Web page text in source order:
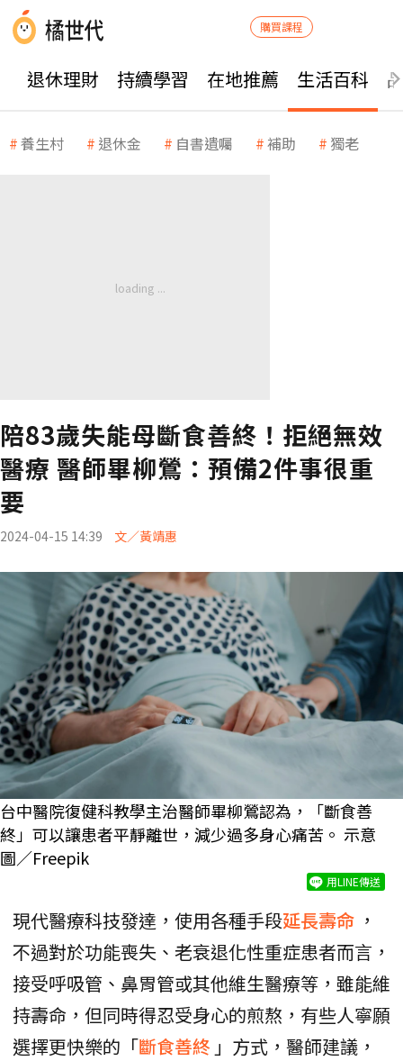
購買課程
退休理財 持續學習 在地推薦 生活百科
養生村 退休金 自書遺囑 補助 獨老
陪83歲失能母斷食善終！拒絕無效
醫療 醫師畢柳鶯：預備2件事很重
要
2024-04-15 14:39 文／黃靖惠
台中醫院復健科教學主治醫師畢柳鶯認為，「斷食善
終」可以讓患者平靜離世，減少過多身心痛苦。 示意
圖／Freepik
用LINE傳送
現代醫療科技發達，使用各種手段延長壽命 ，
不過對於功能喪失、老衰退化性重症患者而言，
接受呼吸管、鼻胃管或其他維生醫療等，雖能維
持壽命，但同時得忍受身心的煎熬，有些人寧願
選擇更快樂的「斷食善終 」方式，醫師建議，